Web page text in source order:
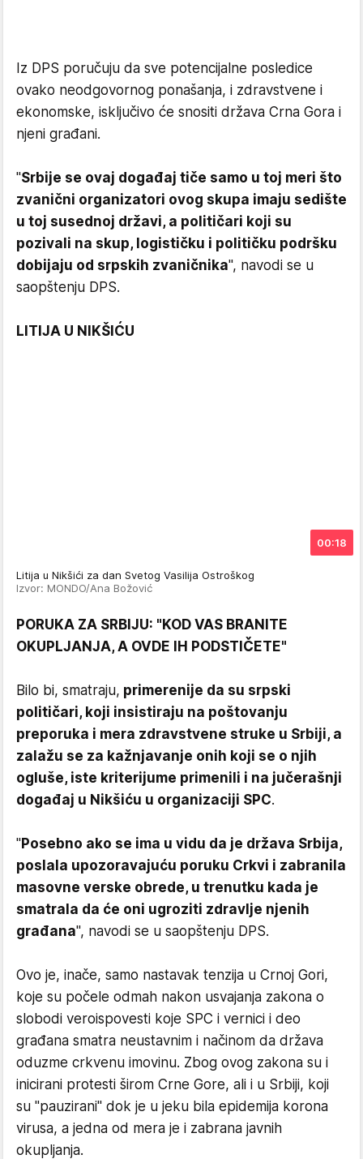
Iz DPS poručuju da sve potencijalne posledice
ovako neodgovornog ponašanja, i zdravstvene i
ekonomske, isključivo će snositi država Crna Gora i
njeni građani.
"Srbije se ovaj događaj tiče samo u toj meri što
zvanični organizatori ovog skupa imaju sedište
u toj susednoj državi, a političari koji su
pozivali na skup, logističku i političku podršku
dobijaju od srpskih zvaničnika", navodi se u
saopštenju DPS.
LITIJA U NIKŠIĆU
00:18
Litija u Nikšići za dan Svetog Vasilija Ostroškog
Izvor: MONDO/Ana Božović
PORUKA ZA SRBIJU: "KOD VAS BRANITE
OKUPLJANJA, A OVDE IH PODSTIČETE"
Bilo bi, smatraju, primerenije da su srpski
političari, koji insistiraju na poštovanju
preporuka i mera zdravstvene struke u Srbiji, a
zalažu se za kažnjavanje onih koji se o njih
ogluše, iste kriterijume primenili i na jučerašnji
događaj u Nikšiću u organizaciji SPC.
"Posebno ako se ima u vidu da je država Srbija,
poslala upozoravajuću poruku Crkvi i zabranila
masovne verske obrede, u trenutku kada je
smatrala da će oni ugroziti zdravlje njenih
građana", navodi se u saopštenju DPS.
Ovo je, inače, samo nastavak tenzija u Crnoj Gori,
koje su počele odmah nakon usvajanja zakona o
slobodi veroispovesti koje SPC i vernici i deo
građana smatra neustavnim i načinom da država
oduzme crkvenu imovinu. Zbog ovog zakona su i
inicirani protesti širom Crne Gore, ali i u Srbiji, koji
su "pauzirani" dok je u jeku bila epidemija korona
virusa, a jedna od mera je i zabrana javnih
okupljanja.